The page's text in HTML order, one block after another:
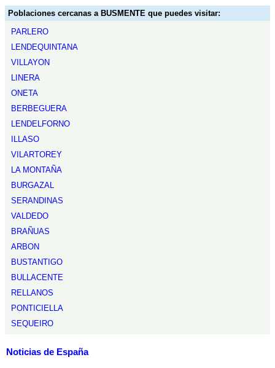
Poblaciones cercanas a BUSMENTE que puedes visitar:
PARLERO
LENDEQUINTANA
VILLAYON
LINERA
ONETA
BERBEGUERA
LENDELFORNO
ILLASO
VILARTOREY
LA MONTAÑA
BURGAZAL
SERANDINAS
VALDEDO
BRAÑUAS
ARBON
BUSTANTIGO
BULLACENTE
RELLANOS
PONTICIELLA
SEQUEIRO
Noticias de España